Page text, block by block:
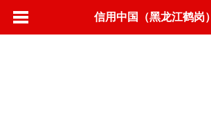
信用中国（黑龙江鹤岗）